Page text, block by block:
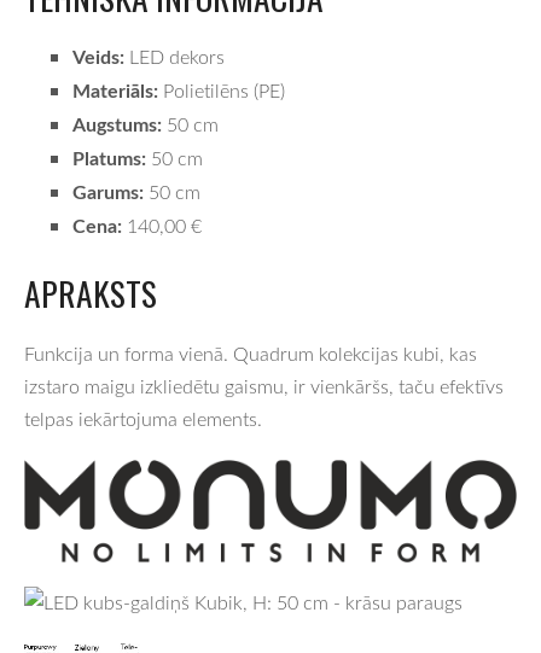
Veids: LED dekors
Materiāls: Polietilēns (PE)
Augstums: 50 cm
Platums: 50 cm
Garums: 50 cm
Cena: 140,00 €
APRAKSTS
Funkcija un forma vienā. Quadrum kolekcijas kubi, kas
izstaro maigu izkliedētu gaismu, ir vienkāršs, taču efektīvs
telpas iekārtojuma elements.